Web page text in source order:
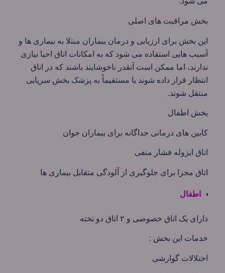
بخش مراقبت های اصلی
این بخش برای ارزیابی و درمان بیماران مبتلا به بیماری ها و
آسیب هایی استفاده می شود که به امکانات اتاق احیا نیازی
ندارند، اما ممکن است آنقدر ناخوشایند باشند که در اتاق
انتظار قرار داده شوند یا مستقیماً به پزشک بخش سرپایی
منتقل شوند.
بخش اطفال
کابین های درمانی جداگانه برای بیماران جوان
اتاق ایزوله فشار منفی
اتاق مجزا برای جلوگیری از آلودگی متقابل بیماری ها
اطفال
دارای یک اتاق خصوصی و ۲ اتاق دو تخته
خدمات این بخش :
اختلالات گوارشی